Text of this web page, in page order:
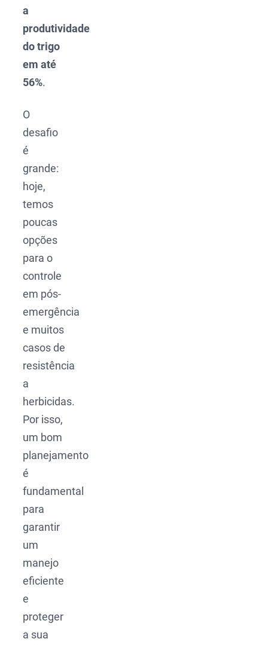
a
produtividade
do trigo
em até
56%.
O
desafio
é
grande:
hoje,
temos
poucas
opções
para o
controle
em pós-
emergência
e muitos
casos de
resistência
a
herbicidas.
Por isso,
um bom
planejamento
é
fundamental
para
garantir
um
manejo
eficiente
e
proteger
a sua